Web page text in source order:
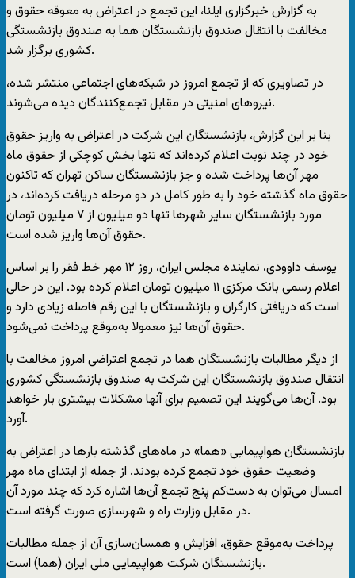
به گزارش خبرگزاری ایلنا، این تجمع در اعتراض به معوقه حقوق و
مخالفت با انتقال صندوق بازنشستگان هما به صندوق بازنشستگی
کشوری برگزار شد.
در تصاویری که از تجمع امروز در شبکه‌های اجتماعی منتشر شده،
نیروهای امنیتی در مقابل تجمع‌‌کنندگان دیده می‌شوند.
بنا بر این گزارش، بازنشستگان این شرکت در اعتراض به واریز حقوق
خود در چند نوبت اعلام کرده‌اند که تنها بخش کوچکی از حقوق ماه
مهر آن‌ها پرداخت شده و جز بازنشستگان ساکن تهران که تاکنون
حقوق ماه گذشته خود را به طور کامل در دو مرحله دریافت کرده‌اند، در
مورد بازنشستگان سایر شهرها تنها دو میلیون از ۷ میلیون تومان
حقوق آن‌ها واریز شده است.
یوسف داوودی، نماینده مجلس ایران، روز ۱۲ مهر خط فقر را بر اساس
اعلام رسمی بانک مرکزی ۱۱ میلیون تومان اعلام کرده بود. این در حالی
است که دریافتی کارگران و بازنشستگان با این رقم فاصله زیادی دارد و
حقوق آن‌ها نیز معمولا به‌موقع پرداخت نمی‌شود.
از دیگر مطالبات بازنشستگان هما در تجمع اعتراضی امروز مخالفت با
انتقال صندوق بازنشستگان این شرکت به صندوق بازنشستگی کشوری
بود. آن‌ها می‌گویند این تصمیم برای آنها مشکلات بیشتری بار خواهد
آورد.
بازنشستگان هواپیمایی «هما» در ماه‌های گذشته بارها در اعتراض به
وضعیت حقوق خود تجمع کرده بودند. از جمله از ابتدای ماه مهر
امسال می‌‌توان به دست‌کم پنج تجمع آن‌ها اشاره کرد که چند مورد آن
در مقابل وزارت راه و شهرسازی صورت گرفته است.
پرداخت به‌موقع حقوق، افزایش و همسان‌سازی آن از جمله مطالبات
بازنشستگان شرکت هواپیمایی ملی ایران (هما) است.